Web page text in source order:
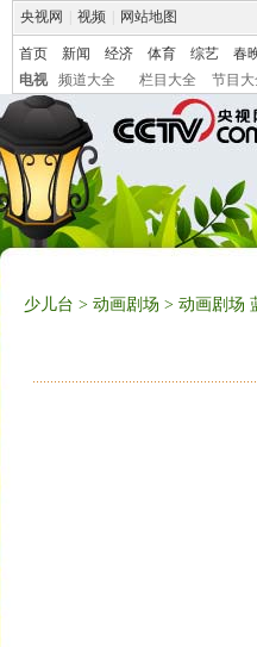
央视网 视频 网站地图
首页 新闻 经济 体育 综艺 春
电视
频道大全 栏目大全 节目大
少儿台 > 动画剧场 > 动画剧场